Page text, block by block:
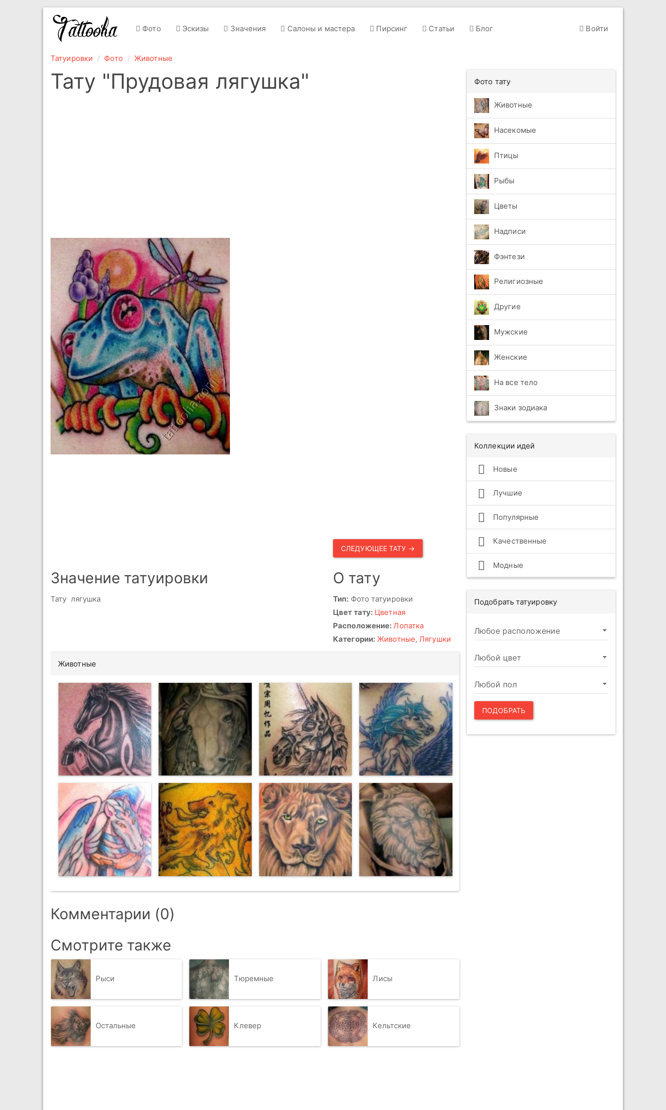
Фото Эскизы Значения Салоны и мастера Пирсинг Статьи Блог Войти
Татуировки Фото Животные
Тату "Прудовая лягушка"
СЛЕДУЮЩЕЕ ТАТУ →
Значение татуировки
Тату лягушка
О тату
Тип: Фото татуировки
Цвет тату: Цветная
Расположение: Лопатка
Категории: Животные,Лягушки
Животные
Комментарии (0)
Смотрите также
Рыси Тюремные Лисы
Остальные Клевер Кельтские
Фото тату
Животные
Насекомые
Птицы
Рыбы
Цветы
Надписи
Фэнтези
Религиозные
Другие
Мужские
Женские
На все тело
Знаки зодиака
Коллекции идей
Новые
Лучшие
Популярные
Качественные
Модные
Подобрать татуировку
ПОДОБРАТЬ